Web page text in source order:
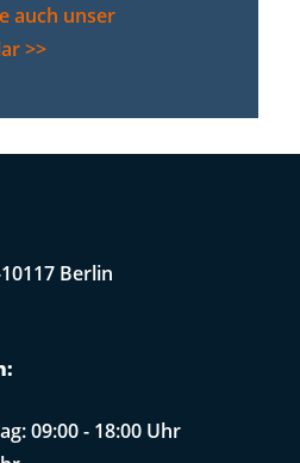
auch unser
>>
Berlin
09:00 - 18:00 Uhr